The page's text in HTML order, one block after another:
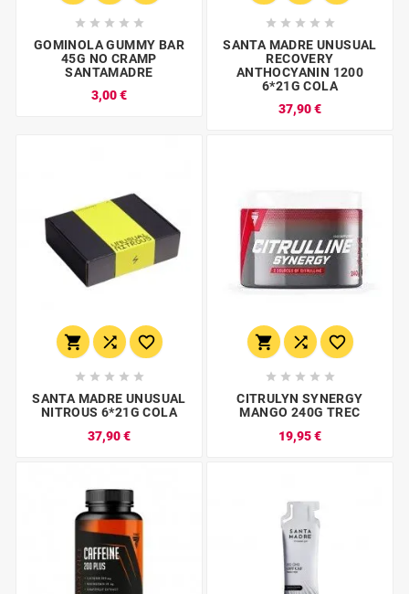
    
GOMINOLA GUMMY BAR
45G NO CRAMP
SANTAMADRE
3,00 €
    
SANTA MADRE UNUSUAL
RECOVERY
ANTHOCYANIN 1200
6*21G COLA
37,90 €
  
    
SANTA MADRE UNUSUAL
NITROUS 6*21G COLA
37,90 €
  
    
CITRULYN SYNERGY
MANGO 240G TREC
19,95 €